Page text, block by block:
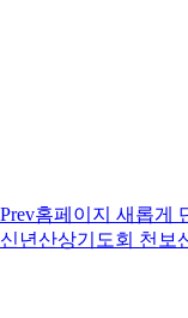
Prev홈페이지 새롭게
신년산상기도회 천보